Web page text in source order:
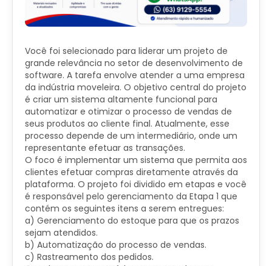
Você foi selecionado para liderar um projeto de
grande relevância no setor de desenvolvimento de
software. A tarefa envolve atender a uma empresa
da indústria moveleira. O objetivo central do projeto
é criar um sistema altamente funcional para
automatizar e otimizar o processo de vendas de
seus produtos ao cliente final. Atualmente, esse
processo depende de um intermediário, onde um
representante efetuar as transações.
O foco é implementar um sistema que permita aos
clientes efetuar compras diretamente através da
plataforma. O projeto foi dividido em etapas e você
é responsável pelo gerenciamento da Etapa 1 que
contém os seguintes itens a serem entregues:
a) Gerenciamento do estoque para que os prazos
sejam atendidos.
b) Automatização do processo de vendas.
c) Rastreamento dos pedidos.